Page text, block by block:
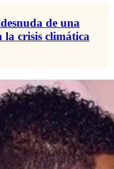
de una
la crisis climática